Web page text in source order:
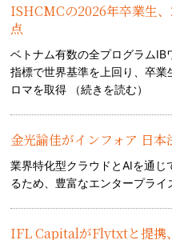
ISHCMCの2026年卒業生
点
ベトナム有数の全プログラム
指標で世界基準を上回り、卒
ロマを取得 （続きを読む）
金光諭佳がインフォア 日
業界特化型クラウドとAIを通
るため、豊富なエンタープライ
IFL CapitalがFlytxtと提携